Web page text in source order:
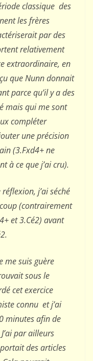
classique des
les frères
par des
relativement
extraordinaire, en
que Nunn donnait
parce qu’il y a des
mais qui me sont
compléter
une précision
(3.Fxd4+ ne
à ce que j’ai cru).
j’ai séché
(contrairement
et 3.Cé2) avant
me suis guère
sous le
cet exercice
connu et j’ai
minutes afin de
par ailleurs
des articles